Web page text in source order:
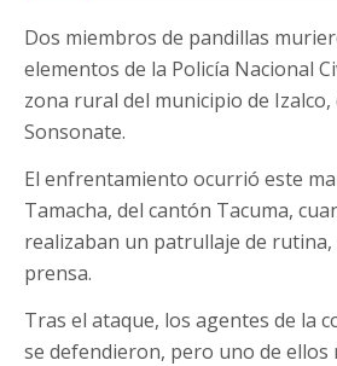
Dos miembros de pandillas
elementos de la Policía Nacional
zona rural del municipio de
Sonsonate.
El enfrentamiento ocurrió este
Tamacha, del cantón Tacuma,
realizaban un patrullaje de
prensa.
Tras el ataque, los agentes de la
se defendieron, pero uno de ellos